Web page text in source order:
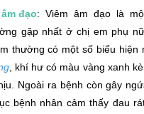
đạo: Viêm âm đạo là
gặp nhất ở chị em phụ
thường có một số biểu hiện
, khí hư có màu vàng xanh
Ngoài ra bệnh còn gây
bệnh nhân cảm thấy đau